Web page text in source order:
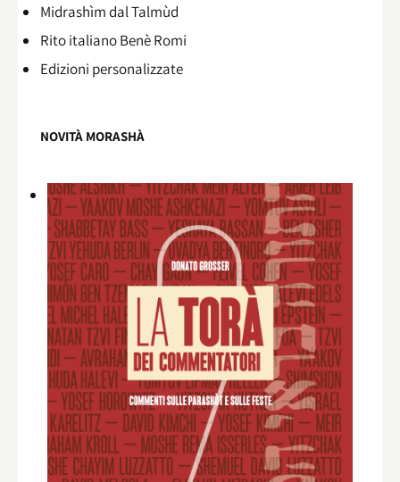
Midrashìm dal Talmùd
Rito italiano Benè Romi​
Edizioni personalizzate
NOVITÀ MORASHÀ